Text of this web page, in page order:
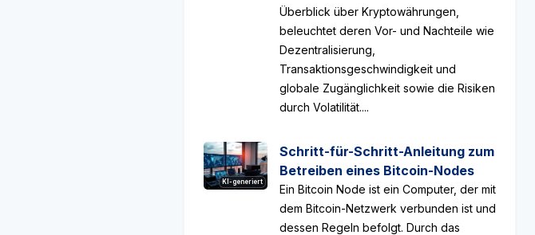
Überblick über Kryptowährungen,
beleuchtet deren Vor- und Nachteile wie
Dezentralisierung,
Transaktionsgeschwindigkeit und
globale Zugänglichkeit sowie die Risiken
durch Volatilität....
KI-generiert
Schritt-für-Schritt-Anleitung zum
Betreiben eines Bitcoin-Nodes
Ein Bitcoin Node ist ein Computer, der mit
dem Bitcoin-Netzwerk verbunden ist und
dessen Regeln befolgt. Durch das